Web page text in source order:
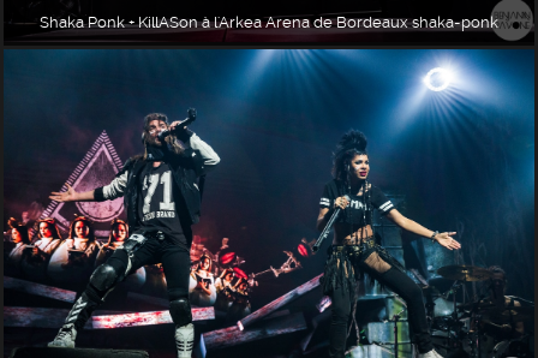
Shaka Ponk + KillASon à l'Arkea Arena de Bordeaux shaka-ponk